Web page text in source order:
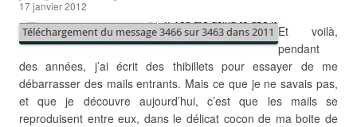
17 janvier 2012
Et voilà,
pendant
des années, j’ai écrit des thibillets pour essayer de me
débarrasser des mails entrants. Mais ce que je ne savais pas,
et que je découvre aujourd’hui, c’est que les mails se
reproduisent entre eux, dans le délicat cocon de ma boite de